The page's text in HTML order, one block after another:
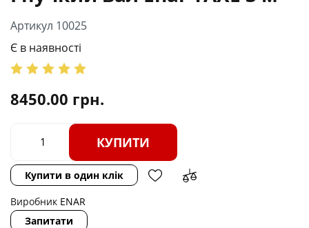
Артикул 10025
Є в наявності
8450.00 грн.
КУПИТИ
Купити в один клік
Виробник ENAR
Запитати